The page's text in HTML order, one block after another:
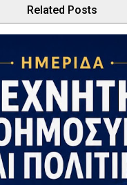
Related Posts